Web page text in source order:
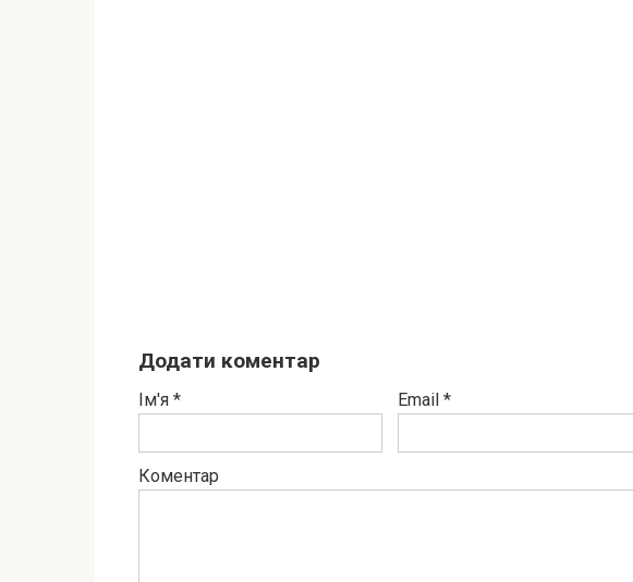
Додати коментар
Ім'я * Email *
Коментар